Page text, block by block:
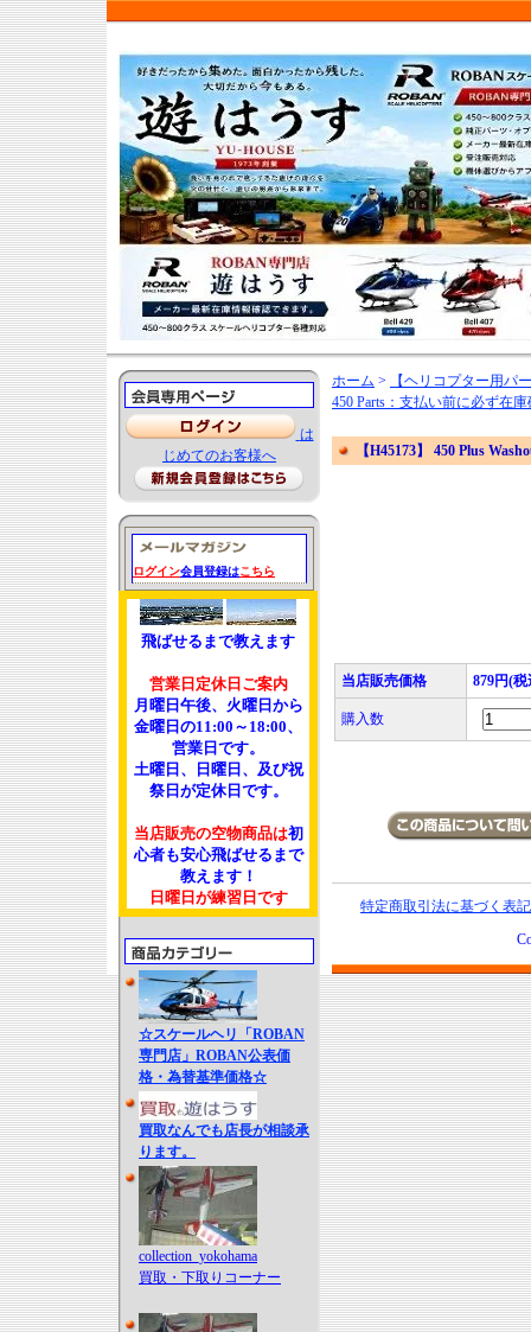
は
じめてのお客様へ
ログイン会員登録はこちら
飛ばせるまで教えます
営業日定休日ご案内
月曜日午後、火曜日から
金曜日の11:00～18:00、
営業日です。
土曜日、日曜日、及び祝
祭日が定休日です。
当店販売の空物商品は初
心者も安心飛ばせるまで
教えます！
日曜日が練習日です
☆スケールヘリ「ROBAN
専門店」ROBAN公表価
格・為替基準価格☆
買取なんでも店長が相談承
ります。
collection_yokohama
買取・下取りコーナー
ホーム >
【ヘリコプター用パ
450 Parts：支払い前に必ず在
【H45173】 450 Plus
当店販売価格 879円(税
購入数
特定商取引法に基づく表記